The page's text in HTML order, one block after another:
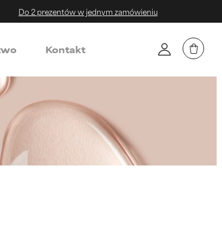
Do 2 prezentów w jednym zamówieniu
Kontakt